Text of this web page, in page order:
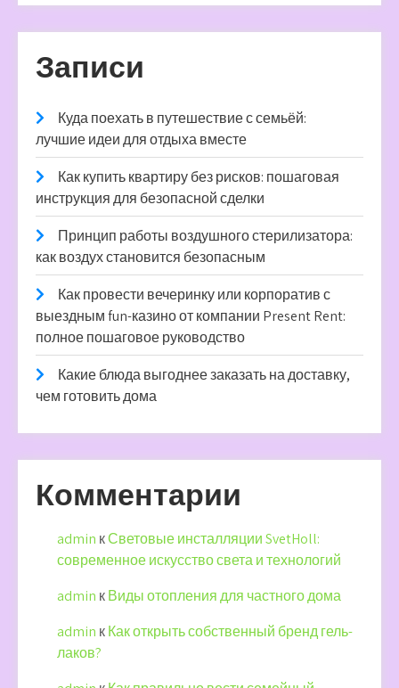
Записи
Куда поехать в путешествие с семьёй:
лучшие идеи для отдыха вместе
Как купить квартиру без рисков: пошаговая
инструкция для безопасной сделки
Принцип работы воздушного стерилизатора:
как воздух становится безопасным
Как провести вечеринку или корпоратив с
выездным fun-казино от компании Present Rent:
полное пошаговое руководство
Какие блюда выгоднее заказать на доставку,
чем готовить дома
Комментарии
admin кСветовые инсталляции SvetHoll:
современное искусство света и технологий
admin кВиды отопления для частного дома
admin кКак открыть собственный бренд гель-
лаков?